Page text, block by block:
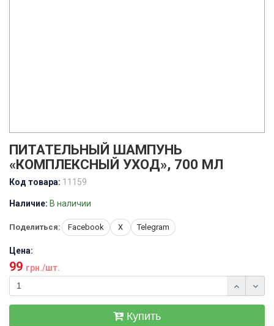
ПИТАТЕЛЬНЫЙ ШАМПУНЬ
«КОМПЛЕКСНЫЙ УХОД», 700 МЛ
Код товара: 11159
Наличие: В наличии
Поделиться: Facebook X Telegram
Цена:
99 грн./шт.
Купить